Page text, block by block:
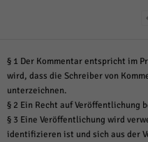
§ 1 Der Kommentar entspricht im
wird, dass die Schreiber von
unterzeichnen.
§ 2 Ein Recht auf Veröffentlichung
§ 3 Eine Veröffentlichung wird
identifizieren ist und sich aus der